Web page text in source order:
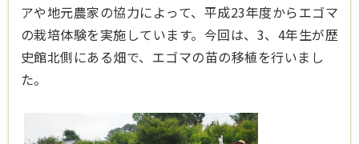
アや地元農家の協力によって、平成23年度からエゴマ
の栽培体験を実施しています。今回は、3、4年生が歴
史館北側にある畑で、エゴマの苗の移植を行いまし
た。